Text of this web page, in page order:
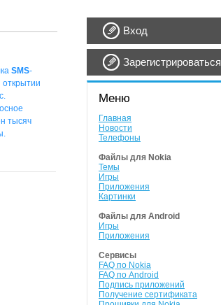
SMS-
тысяч
Вход
Зарегистрироваться
Меню
Главная
Новости
Телефоны
Файлы для Nokia
Темы
Игры
Приложения
Картинки
Файлы для Android
Игры
Приложения
Сервисы
FAQ по Nokia
FAQ по Android
Подпись приложений
Получение сертификата